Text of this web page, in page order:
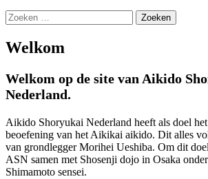
Zoeken
naar:
Welkom
Welkom op de site van Aikido
Nederland.
Aikido Shoryukai Nederland heeft als doel
beoefening van het Aikikai aikido. Dit alles
van grondlegger Morihei Ueshiba. Om dit
ASN samen met Shosenji dojo in Osaka
Shimamoto sensei.